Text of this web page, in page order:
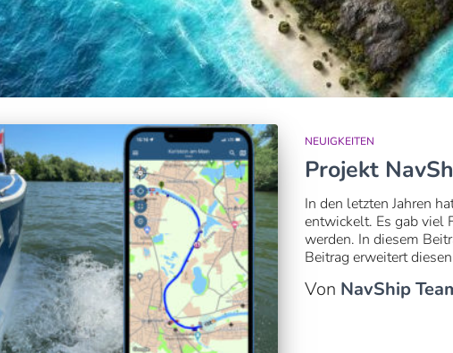
NEUIGKEITEN
Projekt
In den letzten Jahren
entwickelt. Es gab viel
werden. In diesem
Beitrag erweitert
Von NavShip